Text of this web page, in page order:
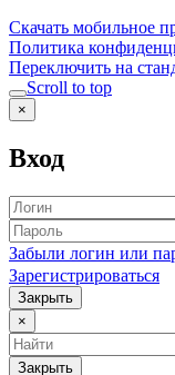
Скачать мобильное
Политика
Переключить на
Scroll to top
×
Вход
Забыли логин или
Зарегистрироваться
Закрыть
×
Закрыть